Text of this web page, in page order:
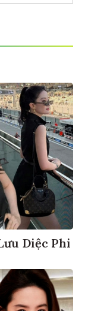
Diệc Phi